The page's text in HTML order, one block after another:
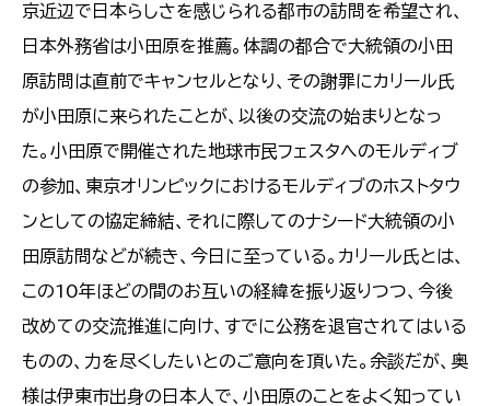
京近辺で日本らしさを感じられる都市の訪問を希望され、
日本外務省は小田原を推薦。体調の都合で大統領の小田
原訪問は直前でキャンセルとなり、その謝罪にカリール氏
が小田原に来られたことが、以後の交流の始まりとなっ
た。小田原で開催された地球市民フェスタへのモルディブ
の参加、東京オリンピックにおけるモルディブのホストタウ
ンとしての協定締結、それに際してのナシード大統領の小
田原訪問などが続き、今日に至っている。カリール氏とは、
この10年ほどの間のお互いの経緯を振り返りつつ、今後
改めての交流推進に向け、すでに公務を退官されてはいる
ものの、力を尽くしたいとのご意向を頂いた。余談だが、奥
様は伊東市出身の日本人で、小田原のことをよく知ってい